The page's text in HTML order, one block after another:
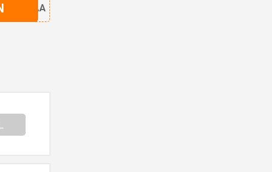
FZBAA